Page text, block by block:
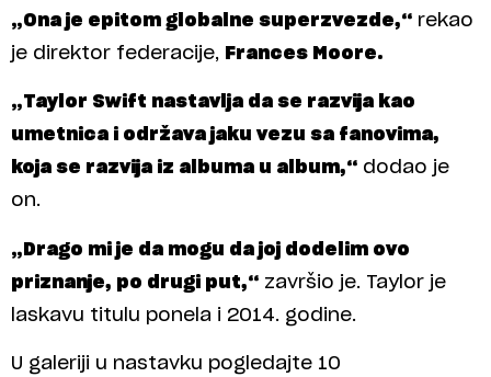
„Ona je epitom globalne superzvezde,“ rekao
je direktor federacije, Frances Moore.
„Taylor Swift nastavlja da se razvija kao
umetnica i održava jaku vezu sa fanovima,
koja se razvija iz albuma u album,“ dodao je
on.
„Drago mi je da mogu da joj dodelim ovo
priznanje, po drugi put,“ završio je. Taylor je
laskavu titulu ponela i 2014. godine.
U galeriji u nastavku pogledajte 10